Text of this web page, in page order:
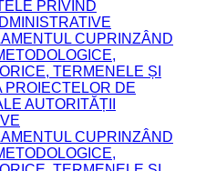
PRIVIND
CUPRINZÂND
TERMENELE ȘI
PROIECTELOR DE
AUTORITĂȚII
CUPRINZÂND